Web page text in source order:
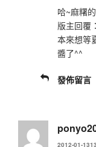
哈~麻糬
版主回覆
本來想等
醬了^^
發佈留言
2012-01-